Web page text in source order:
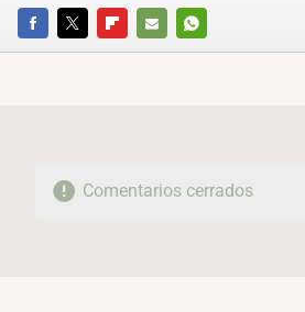
FACEBOOKTWITTERFLIPBOARD
E-
WHATSAPP
Comentarios cerrados